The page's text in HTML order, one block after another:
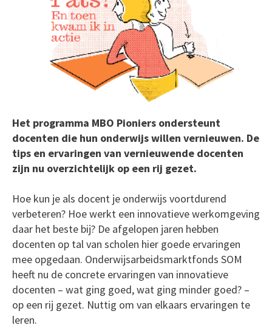
Het programma MBO Pioniers ondersteunt
docenten die hun onderwijs willen vernieuwen. De
tips en ervaringen van vernieuwende docenten
zijn nu overzichtelijk op een rij gezet.
Hoe kun je als docent je onderwijs voortdurend
verbeteren? Hoe werkt een innovatieve werkomgeving
daar het beste bij? De afgelopen jaren hebben
docenten op tal van scholen hier goede ervaringen
mee opgedaan. Onderwijsarbeidsmarktfonds SOM
heeft nu de concrete ervaringen van innovatieve
docenten – wat ging goed, wat ging minder goed? –
op een rij gezet. Nuttig om van elkaars ervaringen te
leren.